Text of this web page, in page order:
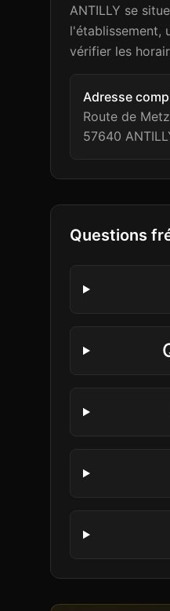
ANTILLY se
l'établissement,
vérifier les
Adresse
Route de Metz
57640
Questions